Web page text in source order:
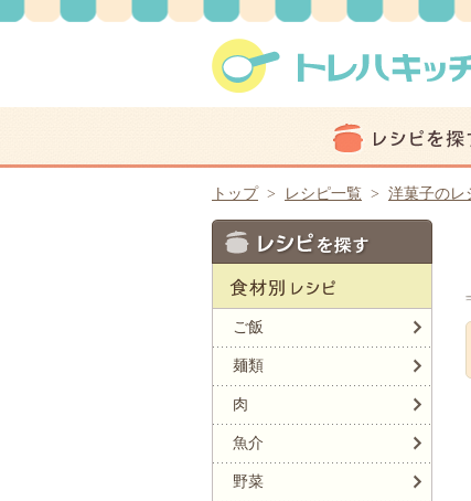
トップ> レシピ一覧 > 洋菓子のレ
ご飯
麺類
肉
魚介
野菜